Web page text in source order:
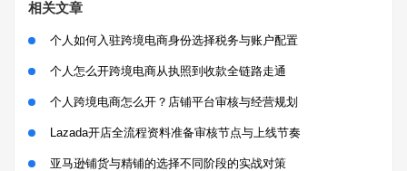
相关文章
个人如何入驻跨境电商身份选择税务与账户配置
个人怎么开跨境电商从执照到收款全链路走通
个人跨境电商怎么开？店铺平台审核与经营规划
Lazada开店全流程资料准备审核节点与上线节奏
亚马逊铺货与精铺的选择不同阶段的实战对策